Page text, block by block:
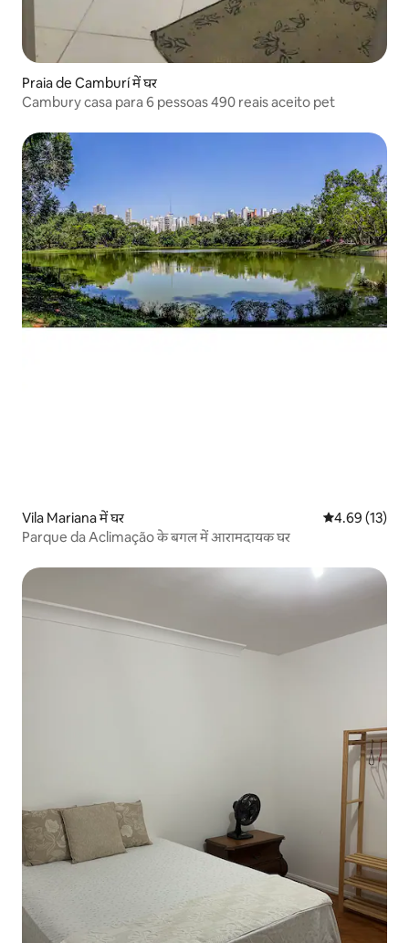
Praia de Camburí में घर
Cambury casa para 6 pessoas 490 reais aceito pet
Vila Mariana में घर औसत रेटिंग 5 में
4.69 (13)
Parque da Aclimação के बगल में आरामदायक घर